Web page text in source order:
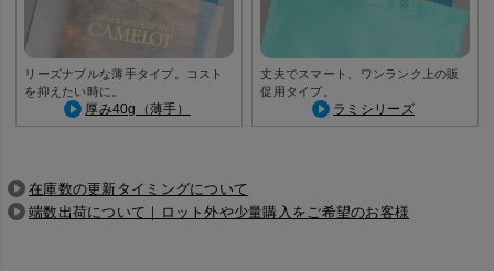
リーズナブルな薄手タイプ。コスト
を抑えたい時に。
厚み40g（薄手）
丈夫でスマート、ワンランク上の販
促用タイプ。
ラミシリーズ
在庫数の更新タイミングについて
端数出荷について｜ロット外や少量購入をご希望のお客様